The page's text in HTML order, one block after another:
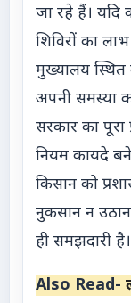
जा रहे हैं। यदि
शिविरों का
मुख्यालय
अपनी समस्या
सरकार का पूरा
नियम कायदे
किसान को
नुकसान न
ही समझदारी है।
Also Read-